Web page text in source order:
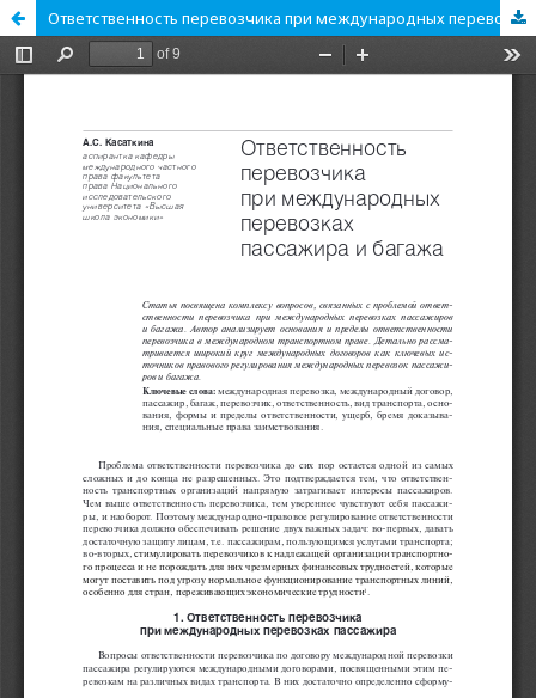
Ответственность перевозчика при международных перевозках пассажира и багажа